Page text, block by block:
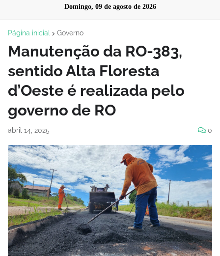
Domingo, 09 de agosto de 2026
Página inicial Governo
Manutenção da RO-383,
sentido Alta Floresta
d’Oeste é realizada pelo
governo de RO
abril 14, 2025 0